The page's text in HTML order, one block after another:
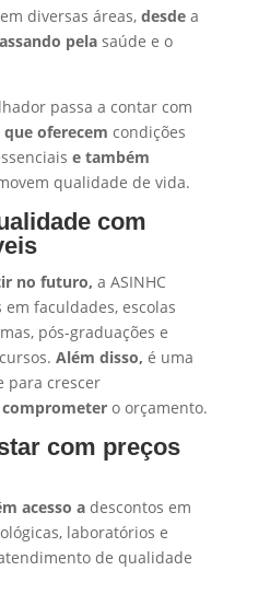
diversas áreas, desdea
pelasaúde e o
passa a contar com
que oferecem condições
e também
qualidade de vida.
com
no futuro, a ASINHC
faculdades, escolas
pós-graduações e
Além disso, é uma
para crescer
o orçamento.
com preços
acesso adescontos em
laboratórios e
de qualidade